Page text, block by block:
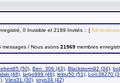
0 Invisible et 2189 Invités :: [
messages / Nous avons 21969 membres
(50) Ben_306 (43) Blackstorm92 (34)
(48) largo999 (46) lelou50 (51) Loïc38270
Viins31 (30) yoyo34 (42)